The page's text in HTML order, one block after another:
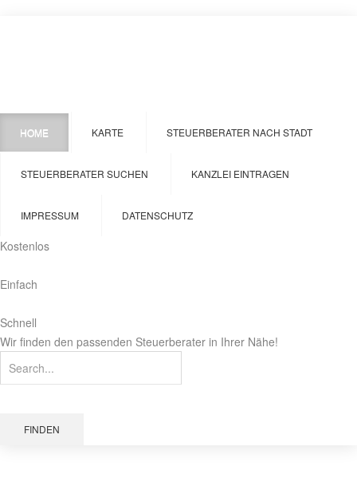
HOME KARTE STEUERBERATER NACH STADT
STEUERBERATER SUCHEN KANZLEI EINTRAGEN
IMPRESSUM DATENSCHUTZ
Kostenlos
Einfach
Schnell
Wir finden den passenden Steuerberater in Ihrer Nähe!
FINDEN